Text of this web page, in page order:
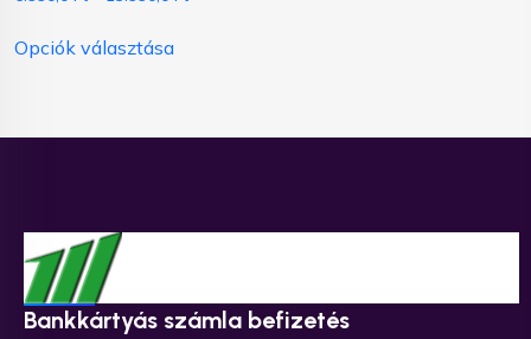
Opciók választása
Bankkártyás számla befizetés